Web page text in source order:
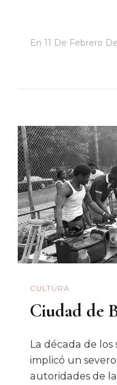
En 11 De Febrero
CULTURA
Ciudad de
La década de los
implicó un
autoridades de